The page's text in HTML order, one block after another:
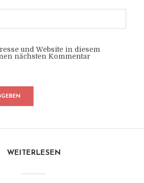
und Website in diesem
nächsten Kommentar
WEITERLESEN